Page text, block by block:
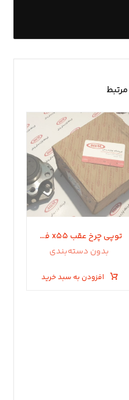
توپی چرخ عقب x55 فونیکس fx. X55pro. تیگو ٨پرو
بدون دسته‌بندی
افزودن به سبد خرید